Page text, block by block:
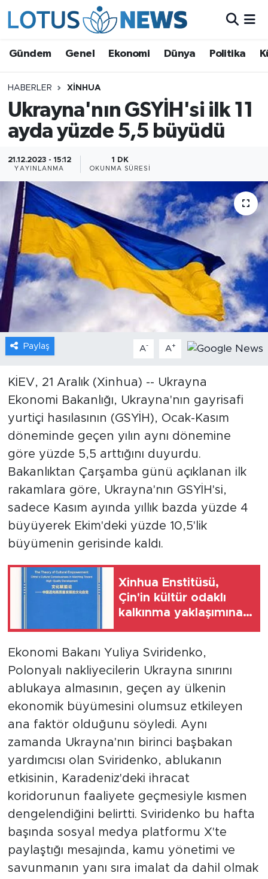
Gündem Genel Ekonomi Dünya Politika
HABERLER XINHUA
Ukrayna'nın GSYİH'si ilk 11
ayda yüzde 5,5 büyüdü
21.12.2023 - 15:12
YAYINLANMA
1 DK
OKUNMA SÜRESI
Paylaş A- A+
KİEV, 21 Aralık (Xinhua) -- Ukrayna
Ekonomi Bakanlığı, Ukrayna'nın gayrisafi
yurtiçi hasılasının (GSYİH), Ocak-Kasım
döneminde geçen yılın aynı dönemine
göre yüzde 5,5 arttığını duyurdu.
Bakanlıktan Çarşamba günü açıklanan ilk
rakamlara göre, Ukrayna'nın GSYİH'si,
sadece Kasım ayında yıllık bazda yüzde 4
büyüyerek Ekim'deki yüzde 10,5'lik
büyümenin gerisinde kaldı.
Xinhua Enstitüsü,
Çin'in kültür odaklı
kalkınma yaklaşımına
Ekonomi Bakanı Yuliya Sviridenko,
Polonyalı nakliyecilerin Ukrayna sınırını
ablukaya almasının, geçen ay ülkenin
ekonomik büyümesini olumsuz etkileyen
ana faktör olduğunu söyledi. Aynı
zamanda Ukrayna'nın birinci başbakan
yardımcısı olan Sviridenko, ablukanın
etkisinin, Karadeniz'deki ihracat
koridorunun faaliyete geçmesiyle kısmen
dengelendiğini belirtti. Sviridenko bu hafta
başında sosyal medya platformu X'te
paylaştığı mesajında, kamu yönetimi ve
savunmanın yanı sıra imalat da dahil olmak
Ekonomi
Dünya
Politika
Kültür - Sanat ve Tarih
Yaşam
Bilim ve Teknoloji
Çin Fuarları
Gündem
Video
Sağlık
Foto Haber
Xinhua
Xinhua Türkiye
Seyahat